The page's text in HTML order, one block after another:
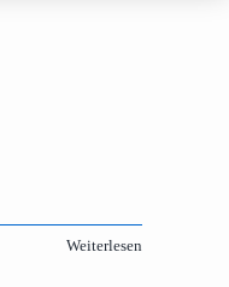
Weiterlesen